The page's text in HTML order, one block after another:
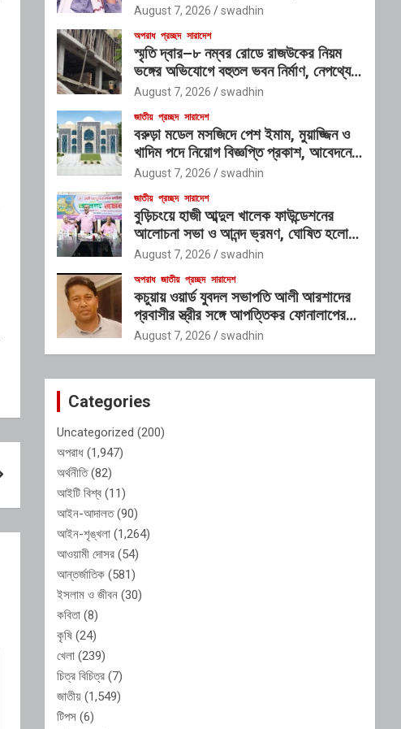
August 7, 2026 swadhin
অপরাধ প্রচ্ছদ সারাদেশ
স্মৃতি দ্বার–৮ নম্বর রোডে রাজউকের নিয়ম
ভঙ্গের অভিযোগে বহুতল ভবন নির্মাণ, নেপথ্যে
প্রভাবশালী চক্রের যোগসাজশের প্রশ্ন
August 7, 2026 swadhin
জাতীয় প্রচ্ছদ সারাদেশ
বরুড়া মডেল মসজিদে পেশ ইমাম, মুয়াজ্জিন ও
খাদিম পদে নিয়োগ বিজ্ঞপ্তি প্রকাশ, আবেদনের
শেষ সময় ১০ আগস্ট
August 7, 2026 swadhin
জাতীয় প্রচ্ছদ সারাদেশ
বুড়িচংয়ে হাজী আব্দুল খালেক ফাউন্ডেশনের
আলোচনা সভা ও আনন্দ ভ্রমণ, ঘোষিত হলো
নতুন কার্যনির্বাহী কমিটি
August 7, 2026 swadhin
অপরাধ জাতীয় প্রচ্ছদ সারাদেশ
কচুয়ায় ওয়ার্ড যুবদল সভাপতি আলী আরশাদের
প্রবাসীর স্ত্রীর সঙ্গে আপত্তিকর ফোনালাপের
অডিও ভাইরাল; শাস্তির দাবি এলাকাবাসীর
August 7, 2026 swadhin
Categories
Uncategorized (200)
অপরাধ (1,947)
অর্থনীতি(82)
আইটি বিশ্ব (11)
আইন-আদালত(90)
আইন-শৃঙ্খলা (1,264)
আওয়ামী দোসর (54)
আন্তর্জাতিক (581)
ইসলাম ও জীবন (30)
কবিতা (8)
কৃষি (24)
খেলা (239)
চিত্র বিচিত্র (7)
জাতীয় (1,549)
টিপস (6)